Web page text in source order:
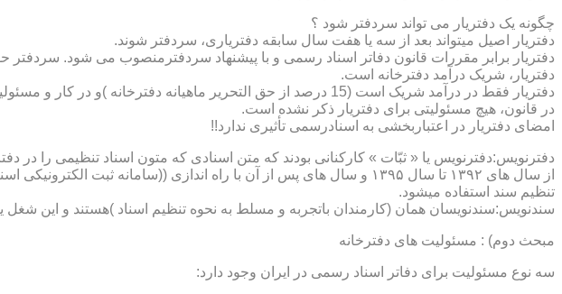
چگونه یک دفتریار می تواند سردفتر شود ؟
دفتریار اصیل میتواند بعد از سه یا هفت سال سابقه دفتریاری، سردفتر شوند.
دفتریار برابر مقررات قانون دفاتر اسناد رسمی و با پیشنهاد سردفترمنصوب می شود. سردفتر
دفتریار، شریک درآمد دفترخانه است.
دفتریار فقط در درآمد شریک است (15 درصد از حق التحریر ماهیانه دفترخانه )و در کار و مسئولیت و هزینه ها وضررها هیچ شراکتی ندارد.
در قانون، هیچ مسئولیتی برای دفتریار ذکر نشده است.
امضای دفتریار در اعتباربخشی به اسنادرسمی تأثیری ندارد!!
دفترنویس:دفترنویس یا « ثبّات » کارکنانی بودند که متن اسنادی که متون اسناد تنظیمی را
از سال های ۱۳۹۲ تا سال ۱۳۹۵ و سال های پس از آن با راه اندازی
تنظیم سند استفاده میشود.
سندنویس:سندنویسان همان (کارمندان باتجربه و مسلط به نحوه تنظیم اسناد )هستند و این
مبحث دوم) : مسئولیت های دفترخانه
سه نوع مسئولیت برای دفاتر اسناد رسمی در ایران وجود دارد: